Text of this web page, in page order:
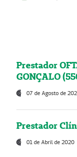
Prestador
GONÇALO
07 de Agosto de
Prestador
01 de Abril de 2020